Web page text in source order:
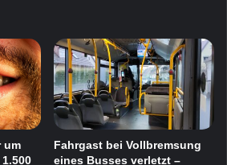
um
Fahrgast bei Vollbremsung
eines Busses verletzt –